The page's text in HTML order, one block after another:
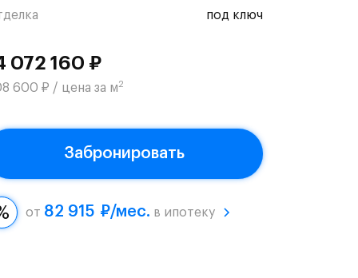
под ключ
072 160 ₽
600 ₽ / цена за м2
Забронировать
от 82 915 ₽/мес. в ипотеку